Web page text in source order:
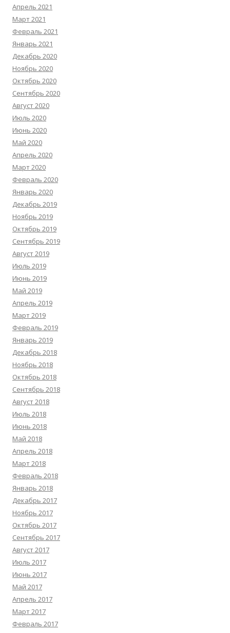
Апрель 2021
Март 2021
Февраль 2021
Январь 2021
Декабрь 2020
Ноябрь 2020
Октябрь 2020
Сентябрь 2020
Август 2020
Июль 2020
Июнь 2020
Май 2020
Апрель 2020
Март 2020
Февраль 2020
Январь 2020
Декабрь 2019
Ноябрь 2019
Октябрь 2019
Сентябрь 2019
Август 2019
Июль 2019
Июнь 2019
Май 2019
Апрель 2019
Март 2019
Февраль 2019
Январь 2019
Декабрь 2018
Ноябрь 2018
Октябрь 2018
Сентябрь 2018
Август 2018
Июль 2018
Июнь 2018
Май 2018
Апрель 2018
Март 2018
Февраль 2018
Январь 2018
Декабрь 2017
Ноябрь 2017
Октябрь 2017
Сентябрь 2017
Август 2017
Июль 2017
Июнь 2017
Май 2017
Апрель 2017
Март 2017
Февраль 2017